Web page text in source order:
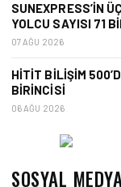
SUNEXPRESS’IN
YOLCU SAYISI 71
07 AĞU 2026
HITIT BILIŞIM
BIRINCISI
06 AĞU 2026
SOSYAL